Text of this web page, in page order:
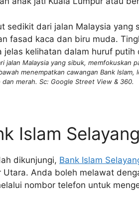
jalan Malaysia yang sibuk, memfokuskan
menempatkan cawangan Bank Islam,
merah. Sc: Google Street View & 360.
Islam Selayang
dikunjungi, Bank Islam
Anda boleh melawat
nombor telefon untuk